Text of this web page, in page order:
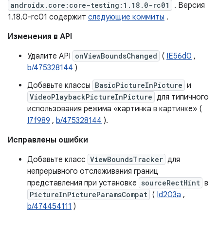
androidx.core:core-testing:1.18.0-rc01
. Версия
1.18.0-rc01 содержит следующие коммиты .
Изменения в API
Удалите API onViewBoundsChanged ( IE56d0 ,
b/475328144 )
Добавьте классы BasicPictureInPicture и
VideoPlaybackPictureInPicture для типичного
использования режима «картинка в картинке» (
I7f989 , b/475328144 ).
Исправлены ошибки
Добавьте класс ViewBoundsTracker для
непрерывного отслеживания границ
представления при установке sourceRectHint в
PictureInPictureParamsCompat ( Id203a ,
b/474454111 )